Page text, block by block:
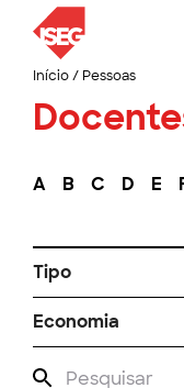
Início/ Pessoas
A B C D E
Tipo
Economia